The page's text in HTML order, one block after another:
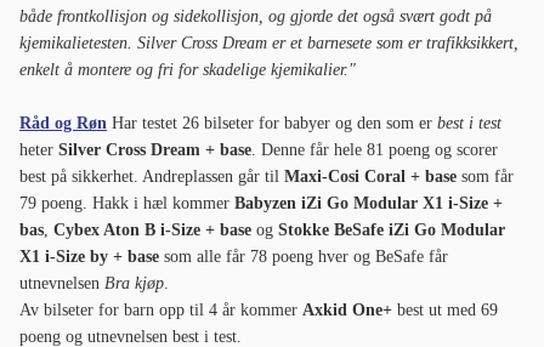
både frontkollisjon og sidekollisjon, og gjorde det også svært godt på
kjemikalietesten. Silver Cross Dream er et barnesete som er trafikksikkert,
enkelt å montere og fri for skadelige kjemikalier."
Råd og Røn Har testet 26 bilseter for babyer og den som er best i test
heter Silver Cross Dream + base . Denne får hele 81 poeng og scorer
best på sikkerhet. Andreplassen går til Maxi-Cosi Coral + base som får
79 poeng. Hakk i hæl kommer Babyzen iZi Go Modular X1 i-Size +
bas Cybex Aton B i-Size + base og Stokke BeSafe iZi Go Modular
X1 i-Size by + base som alle får 78 poeng hver og BeSafe får
utnevnelsen Bra kjøp
Av bilseter for barn opp til 4 år kommer Axkid One+ best ut med 69
poeng og utnevnelsen best i test.